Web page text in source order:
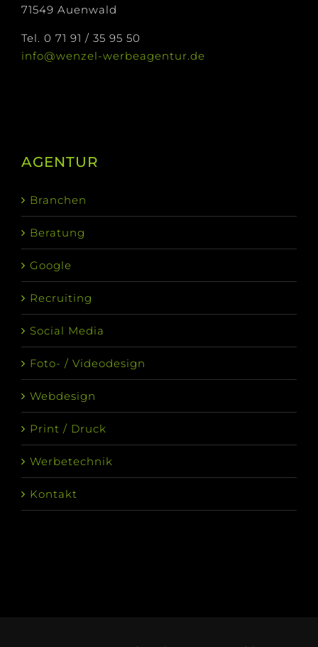
71549 Auenwald
Tel. 0 71 91 / 35 95 50
info@wenzel-werbeagentur.de
AGENTUR
Branchen
Beratung
Google
Recruiting
Social Media
Foto- / Videodesign
Webdesign
Print / Druck
Werbetechnik
Kontakt